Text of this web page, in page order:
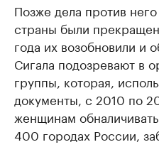
Позже дела против
страны были
года их возобновили и
Сигала подозревают в
группы, которая,
документы, с 2010 по
женщинам
400 городах России,